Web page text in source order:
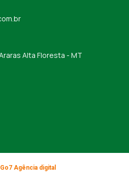
Alta Floresta - MT
Go7 Agência digital